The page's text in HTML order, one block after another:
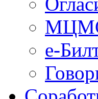
МЦМС
е-